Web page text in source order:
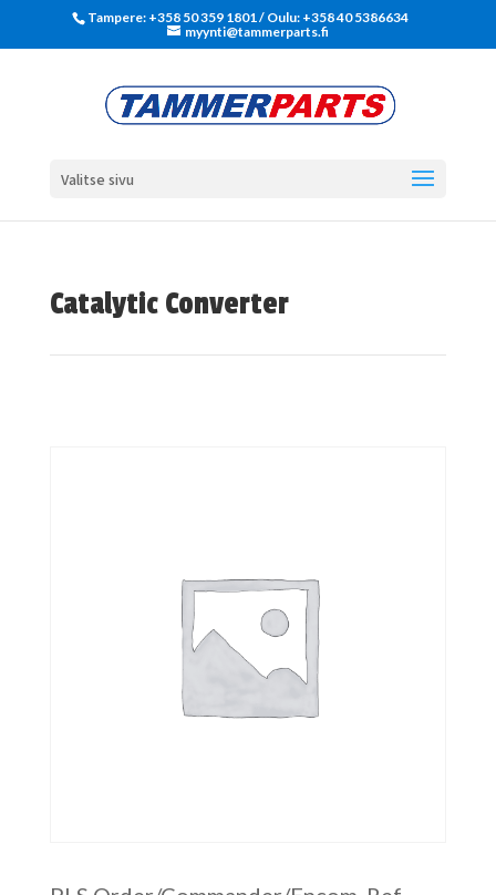
Tampere: +358 50 359 1801‬ / Oulu: +358 40 5386634
myynti@tammerparts.fi
Valitse sivu
Catalytic Converter